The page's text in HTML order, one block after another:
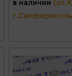
в наличии